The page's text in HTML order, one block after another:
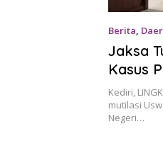
Berita,
Jaksa
Kasus
Kediri,
mutilasi
Negeri…